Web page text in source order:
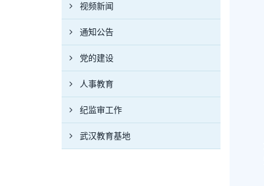
视频新闻
通知公告
党的建设
人事教育
纪监审工作
武汉教育基地